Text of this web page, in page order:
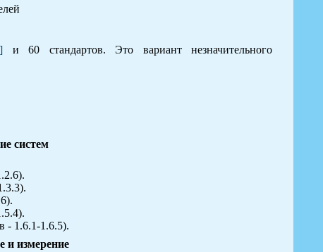
и 60 стандартов. Это вариант незначительного
систем
- 1.6.1-1.6.5).
и измерение